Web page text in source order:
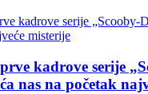
kadrove serije
nas na početak